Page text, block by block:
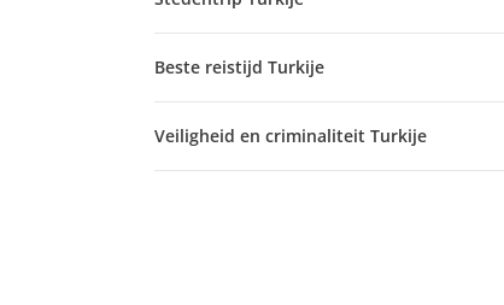
Beste reistijd Turkije
Veiligheid en criminaliteit Turkije